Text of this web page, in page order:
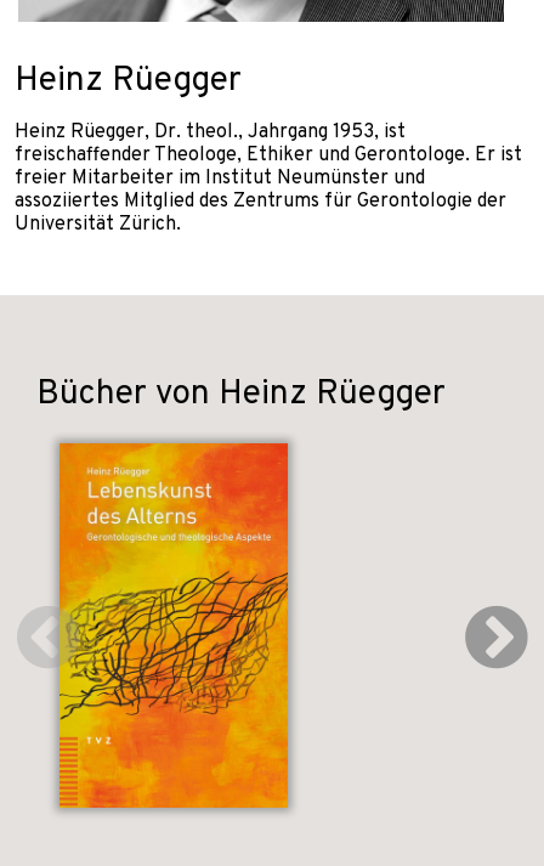
Heinz Rüegger
Heinz Rüegger, Dr. theol., Jahrgang 1953, ist
freischaffender Theologe, Ethiker und Gerontologe. Er ist
freier Mitarbeiter im Institut Neumünster und
assoziiertes Mitglied des Zentrums für Gerontologie der
Universität Zürich.
Bücher von Heinz Rüegger